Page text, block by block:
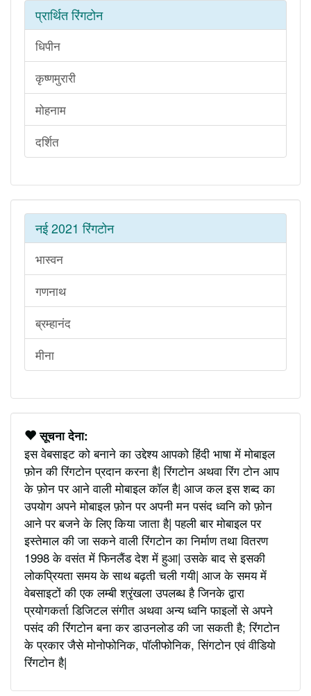
प्रार्थित रिंगटोन
धिपीन
कृष्णमुरारी
मोहनाम
दर्शित
नई 2021 रिंगटोन
भास्वन
गणनाथ
ब्रम्हानंद
मीना
सूचना देना:
इस वेबसाइट को बनाने का उद्देश्य आपको हिंदी भाषा में मोबाइल
फ़ोन की रिंगटोन प्रदान करना है| रिंगटोन अथवा रिंग टोन आप
के फ़ोन पर आने वाली मोबाइल कॉल है| आज कल इस शब्द का
उपयोग अपने मोबाइल फ़ोन पर अपनी मन पसंद ध्वनि को फ़ोन
आने पर बजने के लिए किया जाता है| पहली बार मोबाइल पर
इस्तेमाल की जा सकने वाली रिंगटोन का निर्माण तथा वितरण
1998 के वसंत में फिनलैंड देश में हुआ| उसके बाद से इसकी
लोकप्रियता समय के साथ बढ़ती चली गयी| आज के समय में
वेबसाइटों की एक लम्बी श्रृंखला उपलब्ध है जिनके द्वारा
प्रयोगकर्ता डिजिटल संगीत अथवा अन्य ध्वनि फाइलों से अपने
पसंद की रिंगटोन बना कर डाउनलोड की जा सकती है; रिंगटोन
के प्रकार जैसे मोनोफोनिक, पॉलीफोनिक, सिंगटोन एवं वीडियो
रिंगटोन है|